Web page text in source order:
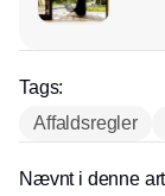
Tags:
Affaldsregler
Nævnt i denne